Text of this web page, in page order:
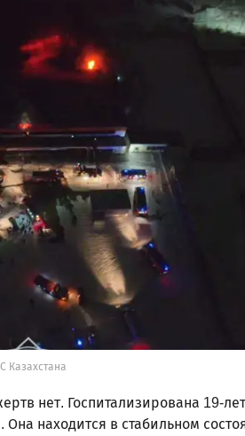
Казахстана
нет. Госпитализирована 19-
находится в стабильном